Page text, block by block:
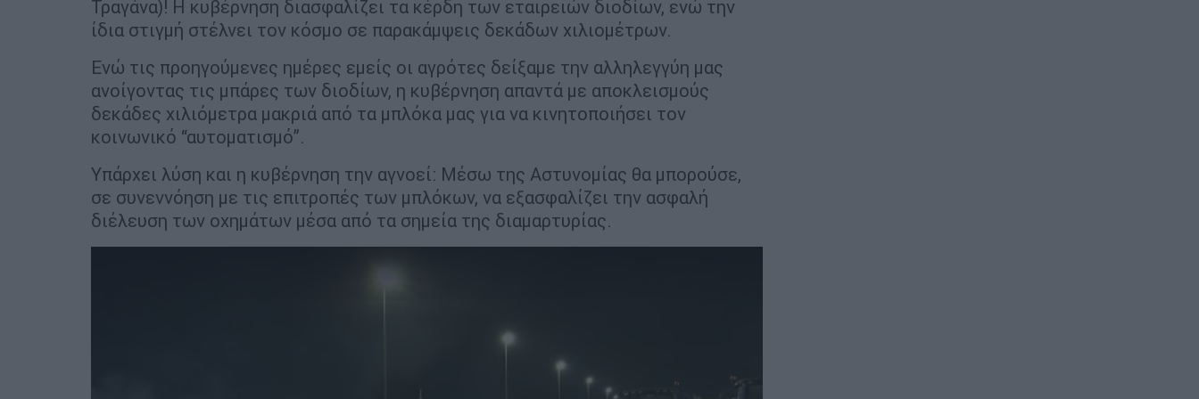
Τραγάνα)! Η κυβέρνηση διασφαλίζει τα κέρδη των εταιρειών διοδίων, ενώ την
ίδια στιγμή στέλνει τον κόσμο σε παρακάμψεις δεκάδων χιλιομέτρων.
Ενώ τις προηγούμενες ημέρες εμείς οι αγρότες δείξαμε την αλληλεγγύη μας
ανοίγοντας τις μπάρες των διοδίων, η κυβέρνηση απαντά με αποκλεισμούς
δεκάδες χιλιόμετρα μακριά από τα μπλόκα μας για να κινητοποιήσει τον
κοινωνικό “αυτοματισμό”.
Υπάρχει λύση και η κυβέρνηση την αγνοεί: Μέσω της Αστυνομίας θα μπορούσε,
σε συνεννόηση με τις επιτροπές των μπλόκων, να εξασφαλίζει την ασφαλή
διέλευση των οχημάτων μέσα από τα σημεία της διαμαρτυρίας.